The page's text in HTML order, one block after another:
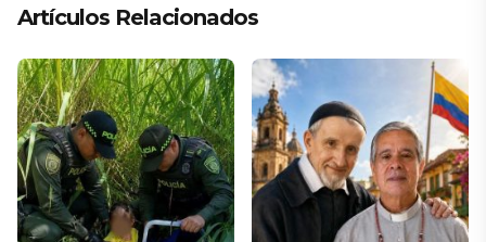
Artículos Relacionados